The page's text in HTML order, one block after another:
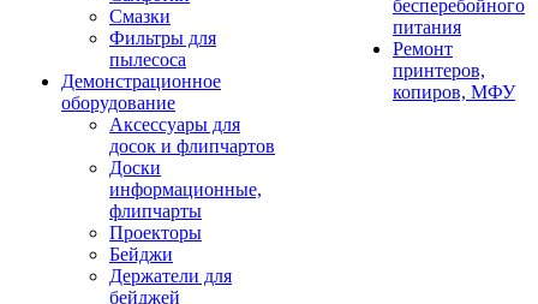
Смазки
Фильтры для
пылесоса
Демонстрационное
оборудование
Аксессуары для
досок и флипчартов
Доски
информационные,
флипчарты
Проекторы
Бейджи
Держатели для
бейджей
бесперебойного
питания
Ремонт
принтеров,
копиров, МФУ